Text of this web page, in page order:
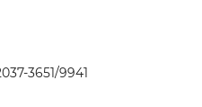
3651/9941